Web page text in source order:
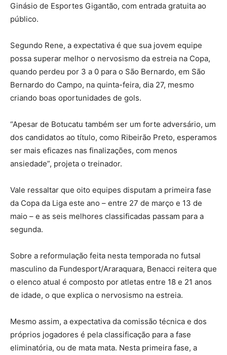
Ginásio de Esportes Gigantão, com entrada gratuita ao
público.
Segundo Rene, a expectativa é que sua jovem equipe
possa superar melhor o nervosismo da estreia na Copa,
quando perdeu por 3 a 0 para o São Bernardo, em São
Bernardo do Campo, na quinta-feira, dia 27, mesmo
criando boas oportunidades de gols.
“Apesar de Botucatu também ser um forte adversário, um
dos candidatos ao título, como Ribeirão Preto, esperamos
ser mais eficazes nas finalizações, com menos
ansiedade”, projeta o treinador.
Vale ressaltar que oito equipes disputam a primeira fase
da Copa da Liga este ano – entre 27 de março e 13 de
maio – e as seis melhores classificadas passam para a
segunda.
Sobre a reformulação feita nesta temporada no futsal
masculino da Fundesport/Araraquara, Benacci reitera que
o elenco atual é composto por atletas entre 18 e 21 anos
de idade, o que explica o nervosismo na estreia.
Mesmo assim, a expectativa da comissão técnica e dos
próprios jogadores é pela classificação para a fase
eliminatória, ou de mata mata. Nesta primeira fase, a